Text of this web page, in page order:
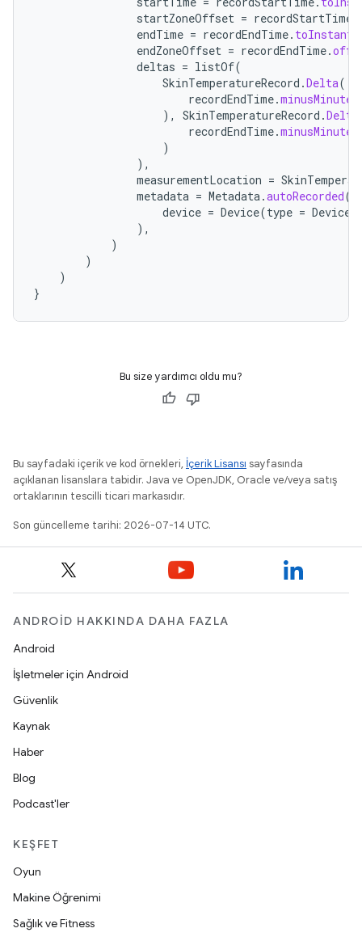
startZoneOffset = recordStartTime
endTime = recordEndTime. toInstant
endZoneOffset = recordEndTime.
deltas = listOf(
SkinTemperatureRecord .Delta(
recordEndTime.minusMinutes
),
SkinTemperatureRecord .Delta
recordEndTime.minusMinutes
)
),
measurementLocation =
metadata = Metadata.autoRecorded(
device = Device(type = Device
),
)
)
)
}
Bu size yardımcı oldu mu?
Bu sayfadaki içerik ve kod örnekleri, İçerik Lisansı sayfasında
açıklanan lisanslara tabidir. Java ve OpenJDK, Oracle ve/veya satış
ortaklarının tescilli ticari markasıdır.
Son güncelleme tarihi: 2026-07-14 UTC.
ANDROID HAKKINDA DAHA FAZLA
Android
İşletmeler için Android
Güvenlik
Kaynak
Haber
Blog
Podcast'ler
KEŞFET
Oyun
Makine Öğrenimi
Sağlık ve Fitness